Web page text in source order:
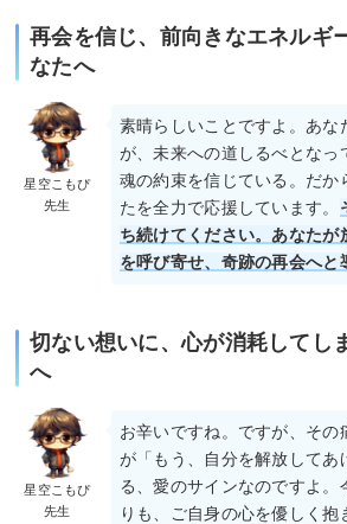
再会を信じ、前向きなエネルギ
なたへ
星空こもぴ
先生
素晴らしいことですよ。あな
が、未来への道しるべとなっ
魂の約束を信じている。だか
たを全力で応援しています。
ち続けてください。あなたが
を呼び寄せ、奇跡の再会へと
切ない想いに、心が消耗してし
へ
星空こもぴ
先生
お辛いですね。ですが、その
が「もう、自分を解放してあ
る、愛のサインなのですよ。
りも、ご自身の心を優しく抱